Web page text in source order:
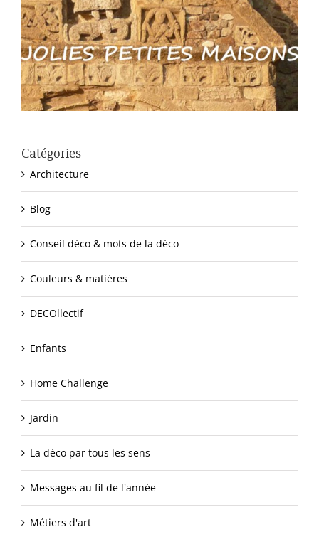
Catégories
Architecture
Blog
Conseil déco & mots de la déco
Couleurs & matières
DECOllectif
Enfants
Home Challenge
Jardin
La déco par tous les sens
Messages au fil de l'année
Métiers d'art